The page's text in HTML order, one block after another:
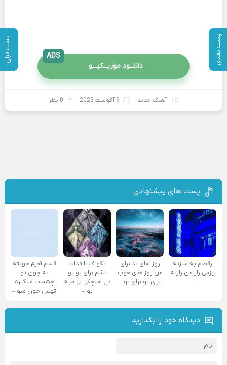
پست بعدی پست قبلی
دانلــود موزیــکیـــو
ADS
آهنگ جدید 9 آگوست 2023 0 نظر
پست های پیشنهادی
رقصم به سازته
رازمی راز من رازته
–
روز های بد برای
من روز های خوب
برای تو برای تو –
بگو ف تا فدات
بشم برای تو تو
دل هیچکی نی مرام
تو –
قسم آخرم جونته
به جون تو
چشمات میگیره
تهش جون منو –
دیدگاه خود را بگذارید